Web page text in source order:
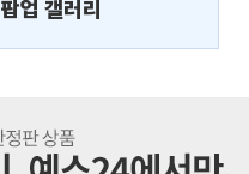
팝업 갤러리